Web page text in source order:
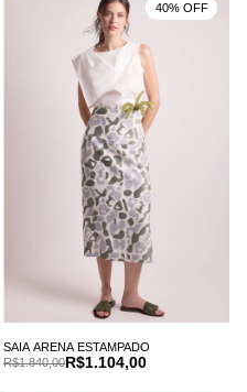
SAIA ARENA ESTAMPADO
R$1.104,00
R$1.840,00
40% OFF